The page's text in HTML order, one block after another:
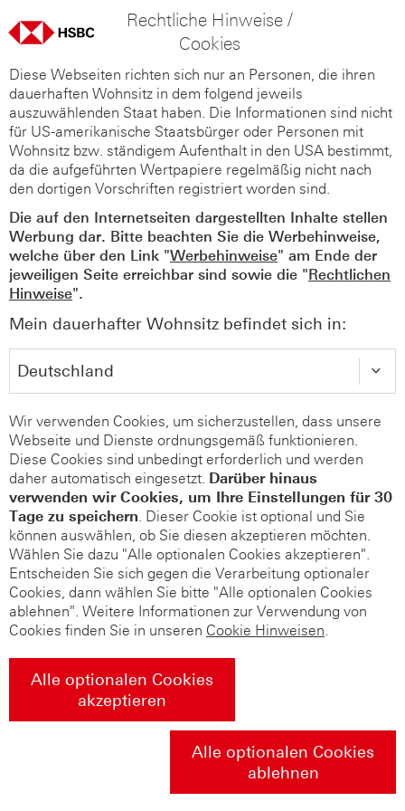
Rechtliche Hinweise /
Cookies
Diese Webseiten richten sich nur an Personen, die ihren
dauerhaften Wohnsitz in dem folgend jeweils
auszuwählenden Staat haben. Die Informationen sind nicht
für US-amerikanische Staatsbürger oder Personen mit
Wohnsitz bzw. ständigem Aufenthalt in den USA bestimmt,
da die aufgeführten Wertpapiere regelmäßig nicht nach
den dortigen Vorschriften registriert worden sind.
Die auf den Internetseiten dargestellten Inhalte stellen
Werbung dar. Bitte beachten Sie die Werbehinweise,
welche über den Link "Werbehinweise" am Ende der
jeweiligen Seite erreichbar sind sowie die "Rechtlichen
Hinweise".
Mein dauerhafter Wohnsitz befindet sich in:
Wir verwenden Cookies, um sicherzustellen, dass unsere
Webseite und Dienste ordnungsgemäß funktionieren.
Diese Cookies sind unbedingt erforderlich und werden
daher automatisch eingesetzt. Darüber hinaus
verwenden wir Cookies, um Ihre Einstellungen für 30
Tage zu speichern. Dieser Cookie ist optional und Sie
können auswählen, ob Sie diesen akzeptieren möchten.
Wählen Sie dazu "Alle optionalen Cookies akzeptieren".
Entscheiden Sie sich gegen die Verarbeitung optionaler
Cookies, dann wählen Sie bitte "Alle optionalen Cookies
ablehnen". Weitere Informationen zur Verwendung von
Cookies finden Sie in unseren Cookie Hinweisen.
Alle optionalen Cookies
akzeptieren
Alle optionalen Cookies
ablehnen